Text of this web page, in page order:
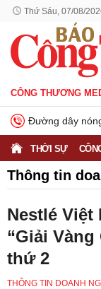
Thứ Sáu, 07/08/
CÔNG THƯƠNG
Đường dây
THỜI SỰ
Thông tin
Thông tin
Nestlé
“Giải
thứ 2
THÔNG TIN DOANH